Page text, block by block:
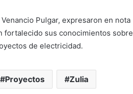
Pulgar, expresaron en nota
fortalecido sus conocimientos sobre
de electricidad.
Proyectos Zulia